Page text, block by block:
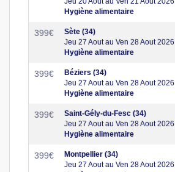
Hygiène alimentaire
399€
Sète (34)
Jeu 27 Aout au Ven 28 Aout 2026
Hygiène alimentaire
399€
Béziers (34)
Jeu 27 Aout au Ven 28 Aout 2026
Hygiène alimentaire
399€
Saint-Gély-du-Fesc (34)
Jeu 27 Aout au Ven 28 Aout 2026
Hygiène alimentaire
399€
Montpellier (34)
Jeu 27 Aout au Ven 28 Aout 2026